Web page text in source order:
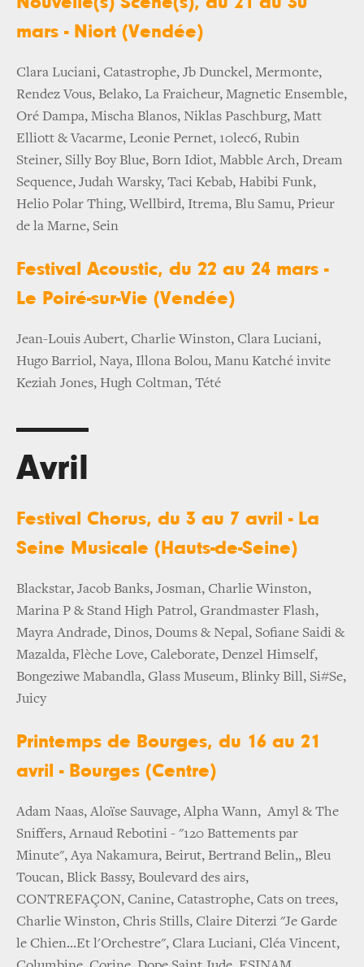
mars - Niort (Vendée)
Clara Luciani, Catastrophe, Jb Dunckel, Mermonte,
Rendez Vous, Belako, La Fraicheur, Magnetic Ensemble,
Oré Dampa, Mischa Blanos, Niklas Paschburg, Matt
Elliott & Vacarme, Leonie Pernet, 10lec6, Rubin
Steiner, Silly Boy Blue, Born Idiot, Mabble Arch, Dream
Sequence, Judah Warsky, Taci Kebab, Habibi Funk,
Helio Polar Thing, Wellbird, Itrema, Blu Samu, Prieur
de la Marne, Sein
Festival Acoustic, du 22 au 24 mars -
Le Poiré-sur-Vie (Vendée)
Jean-Louis Aubert, Charlie Winston, Clara Luciani,
Hugo Barriol, Naya, Illona Bolou, Manu Katché invite
Keziah Jones, Hugh Coltman, Tété
Avril
Festival Chorus, du 3 au 7 avril - La
Seine Musicale (Hauts-de-Seine)
Blackstar, Jacob Banks, Josman, Charlie Winston,
Marina P & Stand High Patrol, Grandmaster Flash,
Mayra Andrade, Dinos, Doums & Nepal, Sofiane Saidi &
Mazalda, Flèche Love, Caleborate, Denzel Himself,
Bongeziwe Mabandla, Glass Museum, Blinky Bill, Si#Se,
Juicy
Printemps de Bourges, du 16 au 21
avril - Bourges (Centre)
Adam Naas, Aloïse Sauvage, Alpha Wann, Amyl & The
Sniffers, Arnaud Rebotini - "120 Battements par
Minute", Aya Nakamura, Beirut, Bertrand Belin,, Bleu
Toucan, Blick Bassy, Boulevard des airs,
CONTREFAÇON, Canine, Catastrophe, Cats on trees,
Charlie Winston, Chris Stills, Claire Diterzi "Je Garde
le Chien...Et l'Orchestre", Clara Luciani, Cléa Vincent,